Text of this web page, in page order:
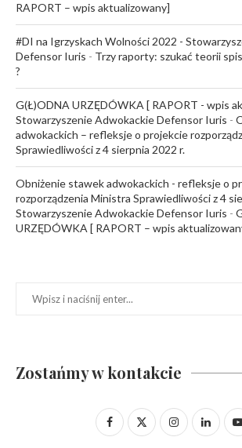
RAPORT – wpis aktualizowany]
#DI na Igrzyskach Wolności 2022 -
Defensor Iuris - Trzy raporty: szukać teorii
?
G(Ł)ODNA URZĘDÓWKA [ RAPORT - wpis
Stowarzyszenie Adwokackie Defensor Iuris -
adwokackich – refleksje o projekcie
Sprawiedliwości z 4 sierpnia 2022 r.
Obniżenie stawek adwokackich - refleksje o
rozporządzenia Ministra Sprawiedliwości z 4
Stowarzyszenie Adwokackie Defensor Iuris -
URZĘDÓWKA [ RAPORT – wpis
Zostańmy w kontakcie